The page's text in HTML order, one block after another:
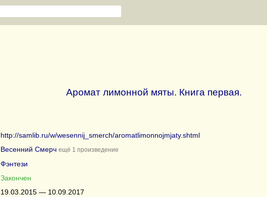
Аромат лимонной мяты. Книга первая.
http://samlib.ru/w/wesennij_smerch/aromatlimonnojmjaty.shtml
Весенний Смерч ещё 1 произведение
Фэнтези
Закончен
19.03.2015 — 10.09.2017